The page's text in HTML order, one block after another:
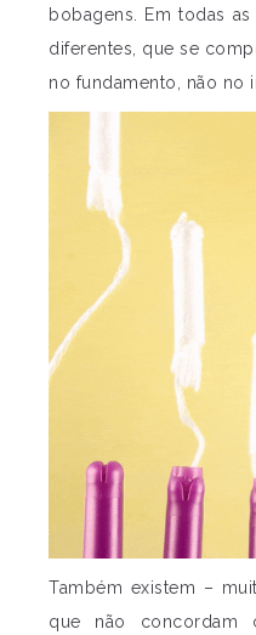
bobagens. Em todas
diferentes, que se
no fundamento, não no
Também existem –
que não concordam